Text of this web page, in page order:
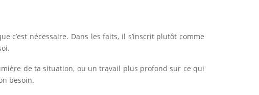
c’est nécessaire. Dans les faits, il s’inscrit plutôt comme
de ta situation, ou un travail plus profond sur ce qui
besoin.